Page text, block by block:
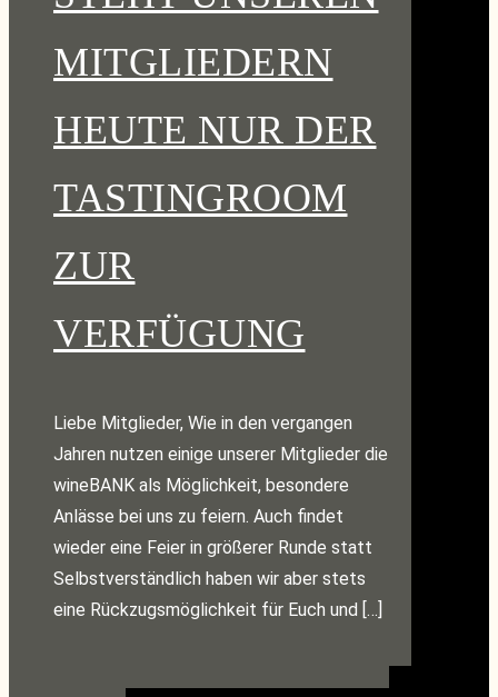
MITGLIEDERN
HEUTE NUR DER
TASTINGROOM
ZUR
VERFÜGUNG
Liebe Mitglieder, Wie in den vergangen
Jahren nutzen einige unserer Mitglieder die
wineBANK als Möglichkeit, besondere
Anlässe bei uns zu feiern. Auch findet
wieder eine Feier in größerer Runde statt
Selbstverständlich haben wir aber stets
eine Rückzugsmöglichkeit für Euch und […]